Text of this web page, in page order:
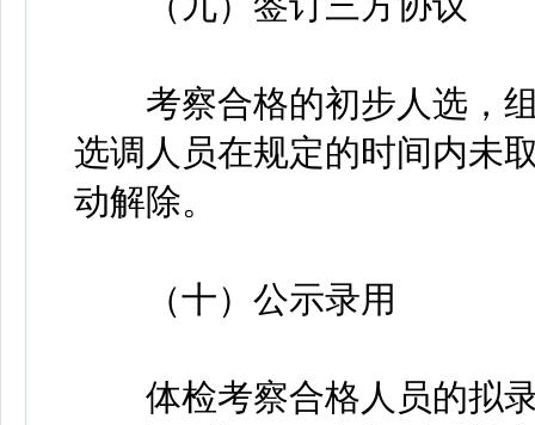
考察合格的初步人选，组
选调人员在规定的时间内未
动解除。
（十）公示录用
体检考察合格人员的拟录